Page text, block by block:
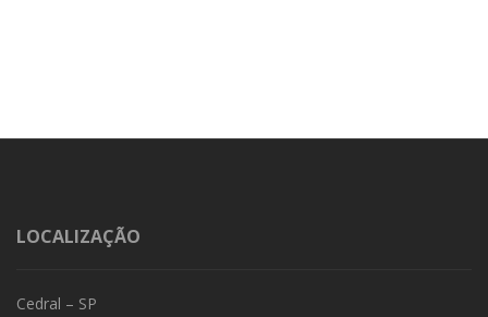
LOCALIZAÇÃO
Cedral – SP